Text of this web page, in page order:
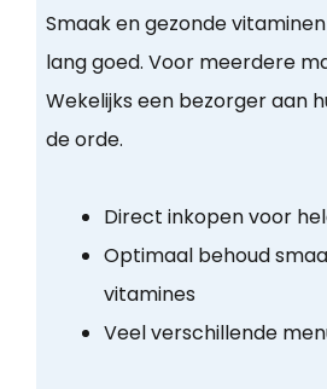
Smaak en gezonde
lang goed. Voor meerdere
Wekelijks een bezorger aan
de orde.
Direct inkopen voor
Optimaal behoud
vitamines
Veel verschillende